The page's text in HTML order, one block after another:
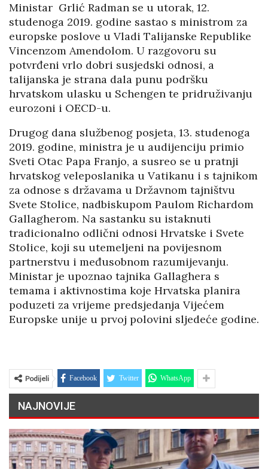
Ministar Grlić Radman se u utorak, 12.
studenoga 2019. godine sastao s ministrom za
europske poslove u Vladi Talijanske Republike
Vincenzom Amendolom. U razgovoru su
potvrđeni vrlo dobri susjedski odnosi, a
talijanska je strana dala punu podršku
hrvatskom ulasku u Schengen te pridruživanju
eurozoni i OECD-u.
Drugog dana službenog posjeta, 13. studenoga
2019. godine, ministra je u audijenciju primio
Sveti Otac Papa Franjo, a susreo se u pratnji
hrvatskog veleposlanika u Vatikanu i s tajnikom
za odnose s državama u Državnom tajništvu
Svete Stolice, nadbiskupom Paulom Richardom
Gallagherom. Na sastanku su istaknuti
tradicionalno odlični odnosi Hrvatske i Svete
Stolice, koji su utemeljeni na povijesnom
partnerstvu i međusobnom razumijevanju.
Ministar je upoznao tajnika Gallaghera s
temama i aktivnostima koje Hrvatska planira
poduzeti za vrijeme predsjedanja Vijećem
Europske unije u prvoj polovini sljedeće godine.
Podijeli Facebook Twitter WhatsApp
NAJNOVIJE